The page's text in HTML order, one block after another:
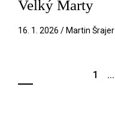
Velký Marty
16. 1. 2026 / Martin Šrajer
1 ...